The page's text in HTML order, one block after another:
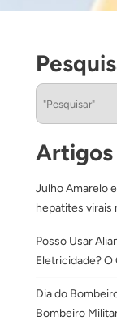
Artigos
Julho Amarelo
hepatites virais
Posso Usar
Eletricidade? O
Dia do
Bombeiro